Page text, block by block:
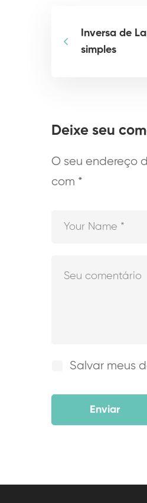
Inversa de
simples
Deixe seu
O seu endereço
com *
Salvar meus